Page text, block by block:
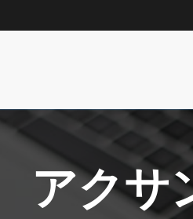
アクサ